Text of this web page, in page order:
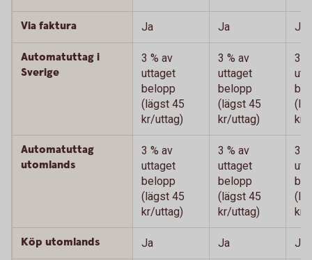
Via faktura Ja Ja Ja
Automatuttag i
Sverige
3 % av
uttaget
belopp
(lägst 45
kr/uttag)
3 % av
uttaget
belopp
(lägst 45
kr/uttag)
3
kr/
Automatuttag
utomlands
3 % av
uttaget
belopp
(lägst 45
kr/uttag)
3 % av
uttaget
belopp
(lägst 45
kr/uttag)
3
kr/
Köp utomlands Ja Ja Ja